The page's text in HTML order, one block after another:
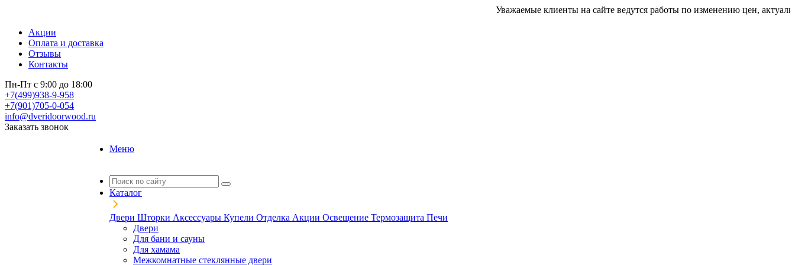
Уважаемые клиенты на сайте ведутся работы по изменению цен, актуальную
Акции
Оплата и доставка
Отзывы
Контакты
Пн-Пт с 9:00 до 18:00
+7(499)938-9-958
+7(901)705-0-054
info@dveridoorwood.ru
Заказать звонок
Меню
Каталог
Двери Шторки Аксессуары Купели Отделка Акции Освещение Термозащита Печи
Двери
Для бани и сауны
Для хамама
Межкомнатные стеклянные двери